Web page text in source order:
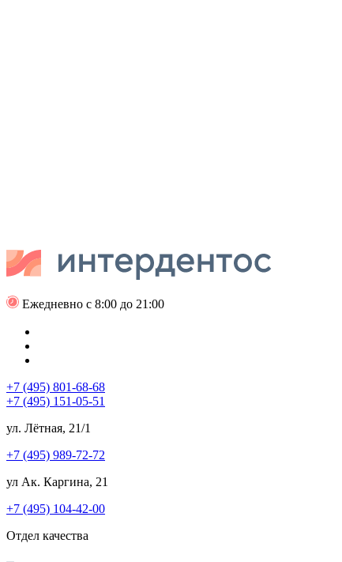
Ежедневно с 8:00 до 21:00
+7 (495) 801-68-68
+7 (495) 151-05-51
ул. Лётная, 21/1
+7 (495) 989-72-72
ул Ак. Каргина, 21
+7 (495) 104-42-00
Отдел качества